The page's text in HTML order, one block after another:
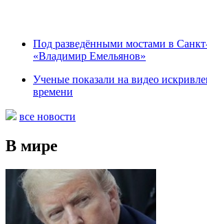
Под разведёнными мостами в
«Владимир Емельянов»
Ученые показали на видео
времени
все новости
В мире